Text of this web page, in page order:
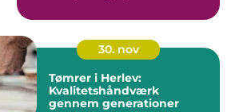
30. nov
Tømrer i Herlev:
Kvalitetshåndværk
gennem generationer